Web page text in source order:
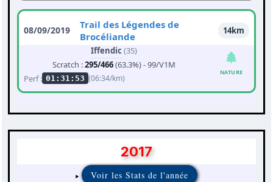
08/09/2019
Trail des Légendes de
Brocéliande
14km
Iffendic (35)
Scratch :295/466(63.3%) - 99/V1M
Perf : 01:31:53 (06:34/km)
NATURE
2017
Voir les Stats de l'année